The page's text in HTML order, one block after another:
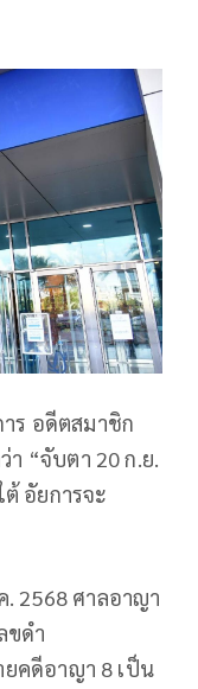
าร อดีตสมาชิก
“จับตา 20 ก.ย.
อัยการจะ
. 2568 ศาลอาญา
ขดำ
คดีอาญา 8 เป็น